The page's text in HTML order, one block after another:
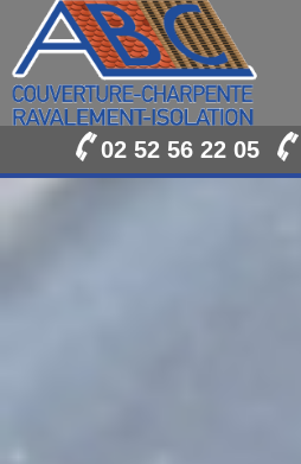
02 52 56 22 05